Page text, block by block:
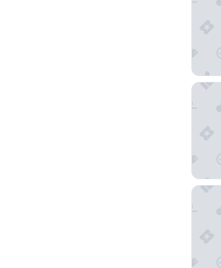
Pan